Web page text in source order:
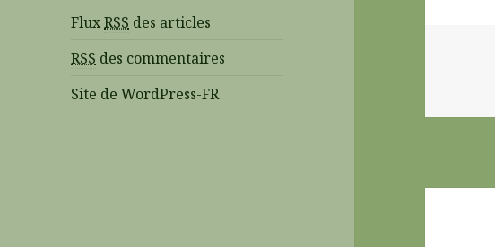
FluxRSS des articles
RSS des commentaires
Site de WordPress-FR